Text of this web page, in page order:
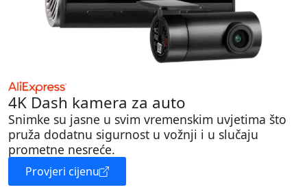
4K Dash kamera za auto
Snimke su jasne u svim vremenskim uvjetima što
pruža dodatnu sigurnost u vožnji i u slučaju
prometne nesreće.
Provjeri cijenu